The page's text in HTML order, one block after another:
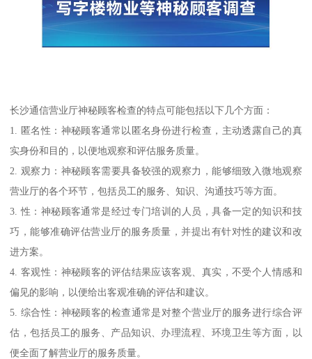
长沙通信营业厅神秘顾客检查的特点可能包括以下几个方面：
1. 匿名性：神秘顾客通常以匿名身份进行检查，主动透露自己的真
实身份和目的，以便地观察和评估服务质量。
2. 观察力：神秘顾客需要具备较强的观察力，能够细致入微地观察
营业厅的各个环节，包括员工的服务、知识、沟通技巧等方面。
3. 性：神秘顾客通常是经过专门培训的人员，具备一定的知识和技
巧，能够准确评估营业厅的服务质量，并提出有针对性的建议和改
进方案。
4. 客观性：神秘顾客的评估结果应该客观、真实，不受个人情感和
偏见的影响，以便给出客观准确的评估和建议。
5. 综合性：神秘顾客的检查通常是对整个营业厅的服务进行综合评
估，包括员工的服务、产品知识、办理流程、环境卫生等方面，以
便全面了解营业厅的服务质量。